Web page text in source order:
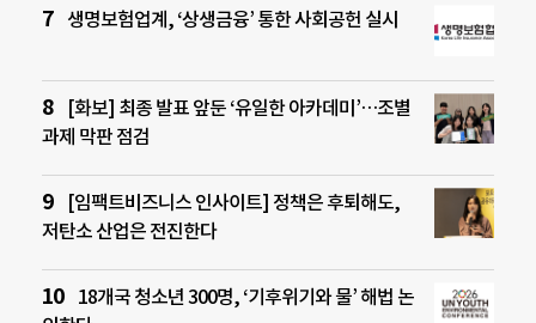
생명보험업계, ‘상생금융’ 통한 사회공헌 실시
[화보] 최종 발표 앞둔 ‘유일한 아카데미’…조별
과제 막판 점검
[임팩트비즈니스 인사이트] 정책은 후퇴해도,
저탄소 산업은 전진한다
18개국 청소년 300명, ‘기후위기와 물’ 해법 논